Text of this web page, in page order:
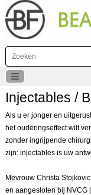
Injectables /
Als u er jonger en
het ouderingseffect wilt
zonder ingrijpende
zijn: injectables is uw
Mevrouw Christa
en aangesloten bij NVCG